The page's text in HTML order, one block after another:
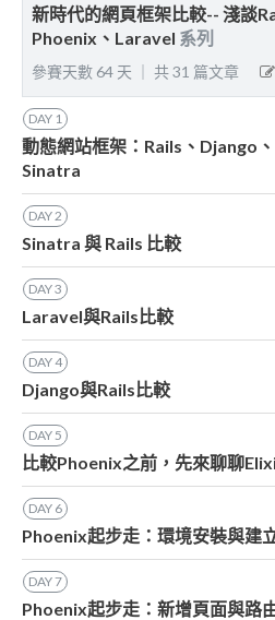
新時代的網頁框架比較-- 淺談
Phoenix、Laravel 系列
參賽天數 64 天 共31 篇文章
DAY 1
動態網站框架：Rails、Django
Sinatra
DAY2
Sinatra 與 Rails 比較
DAY3
Laravel與Rails比較
DAY4
Django與Rails比較
DAY5
比較Phoenix之前，先來聊聊
DAY 6
Phoenix起步走：環境安裝與建
DAY7
Phoenix起步走：新增頁面與路